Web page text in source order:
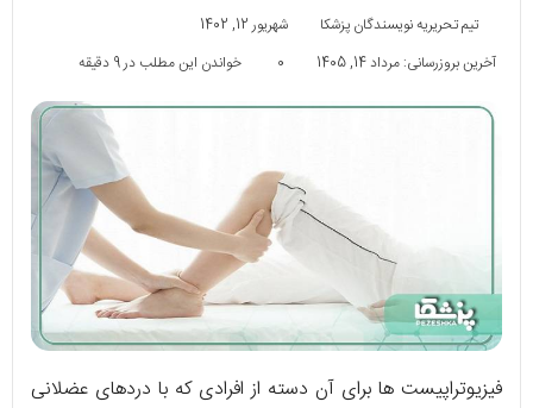
تیم تحریریه نویسندگان پزشکا
شهریور 12, 1402
آخرین بروزرسانی: مرداد 14, 1405
0 خواندن این مطلب در 9 دقیقه
فیزیوتراپیست ها برای آن دسته از افرادی که با دردهای عضلانی